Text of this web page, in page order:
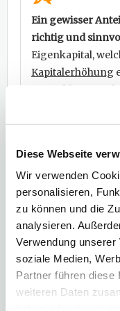
Diese Webseite
Wir verwenden
personalisieren,
zu können und die
analysieren.
Verwendung
soziale Medien,
Partner führen diese
weiteren Daten
Ein gewisser
richtig und
Eigenkapital,
Kapitalerhöhung
während kurzer
Schulden zu
investiert. Bitte
Zinsanstieg für
deren
Weitere
Sie unter:
Die BCG-
Die SWOT-